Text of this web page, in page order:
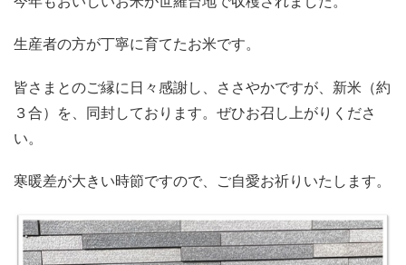
生産者の方が丁寧に育てたお米です。
皆さまとのご縁に日々感謝し、ささやかですが、新米（約
３合）を、同封しております。ぜひお召し上がりくださ
い。
寒暖差が大きい時節ですので、ご自愛お祈りいたします。